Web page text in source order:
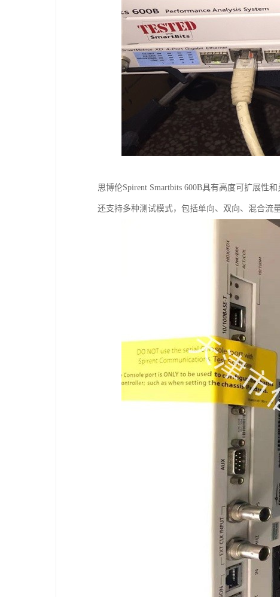
思博伦Spirent Smartbits 600B具有高度可扩展性
还支持多种测试模式，包括单向、双向、混合流